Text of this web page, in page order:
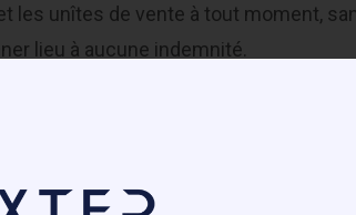
unîtes de vente à tout moment,
lieu à aucune indemnité.
produit sans préavis et a tout
par des transporteurs sélectionnes